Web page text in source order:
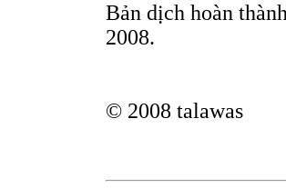
Bản dịch hoàn
2008.
© 2008 talawas